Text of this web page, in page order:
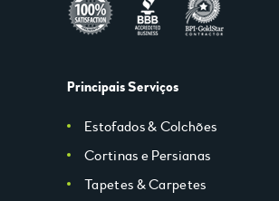
Principais Serviços
Estofados & Colchões
Cortinas e Persianas
Tapetes & Carpetes